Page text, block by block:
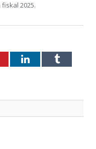
2025.
LinkedInTumblr